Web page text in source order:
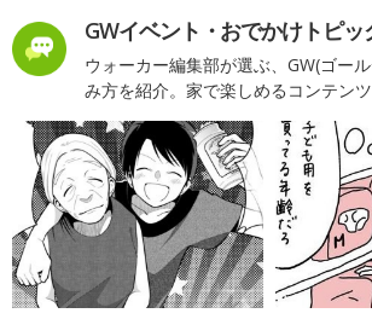
GWイベント・おでかけトピッ
ウォーカー編集部が選ぶ、GW(ゴー
み方を紹介。家で楽しめるコンテンツ